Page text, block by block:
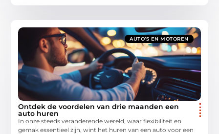
AUTO’S EN MOTOREN
Ontdek de voordelen van drie maanden een
auto huren
In onze steeds veranderende wereld, waar flexibiliteit en
gemak essentieel zijn, wint het huren van een auto voor een